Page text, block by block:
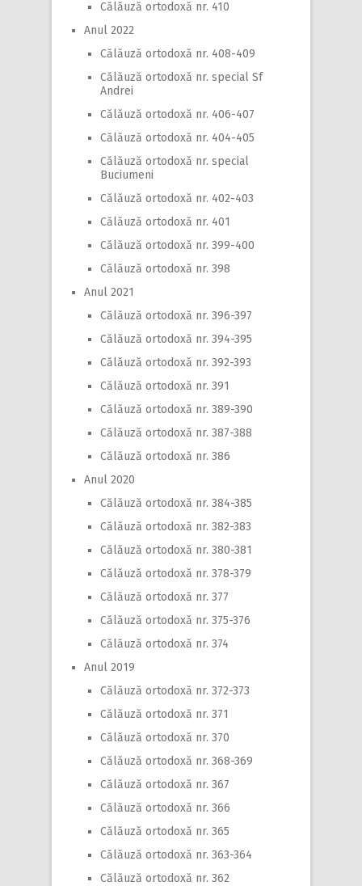
Călăuză ortodoxă nr. 410
Anul 2022
Călăuză ortodoxă nr. 408-409
Călăuză ortodoxă nr. special Sf
Andrei
Călăuză ortodoxă nr. 406-407
Călăuză ortodoxă nr. 404-405
Călăuză ortodoxă nr. special
Buciumeni
Călăuză ortodoxă nr. 402-403
Călăuză ortodoxă nr. 401
Călăuză ortodoxă nr. 399-400
Călăuză ortodoxă nr. 398
Anul 2021
Călăuză ortodoxă nr. 396-397
Călăuză ortodoxă nr. 394-395
Călăuză ortodoxă nr. 392-393
Călăuză ortodoxă nr. 391
Călăuză ortodoxă nr. 389-390
Călăuză ortodoxă nr. 387-388
Călăuză ortodoxă nr. 386
Anul 2020
Călăuză ortodoxă nr. 384-385
Călăuză ortodoxă nr. 382-383
Călăuză ortodoxă nr. 380-381
Călăuză ortodoxă nr. 378-379
Călăuză ortodoxă nr. 377
Călăuză ortodoxă nr. 375-376
Călăuză ortodoxă nr. 374
Anul 2019
Călăuză ortodoxă nr. 372-373
Călăuză ortodoxă nr. 371
Călăuză ortodoxă nr. 370
Călăuză ortodoxă nr. 368-369
Călăuză ortodoxă nr. 367
Călăuză ortodoxă nr. 366
Călăuză ortodoxă nr. 365
Călăuză ortodoxă nr. 363-364
Călăuză ortodoxă nr. 362